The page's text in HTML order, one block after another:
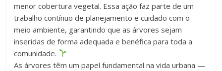
menor cobertura vegetal. Essa ação faz parte de um
trabalho contínuo de planejamento e cuidado com o
meio ambiente, garantindo que as árvores sejam
inseridas de forma adequada e benéfica para toda a
comunidade.
As árvores têm um papel fundamental na vida urbana —